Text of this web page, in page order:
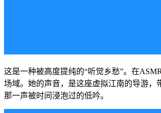
这是一种被高度提纯的“听觉乡愁”。在
场域。她的声音，是这座虚拟江南的导游，
那一声被时间浸泡过的低吟。